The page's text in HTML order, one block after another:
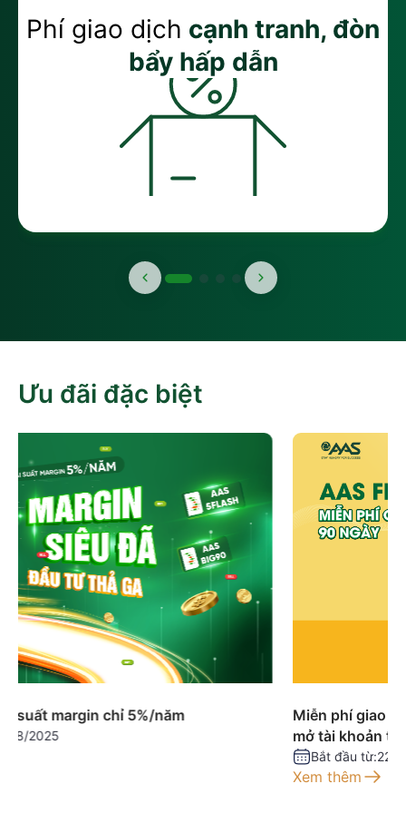
Phí giao dịch cạnh tranh, đòn
bẩy hấp dẫn
Ưu đãi đặc biệt
Lãi suất margin chỉ 5%/năm
Bắt đầu từ: